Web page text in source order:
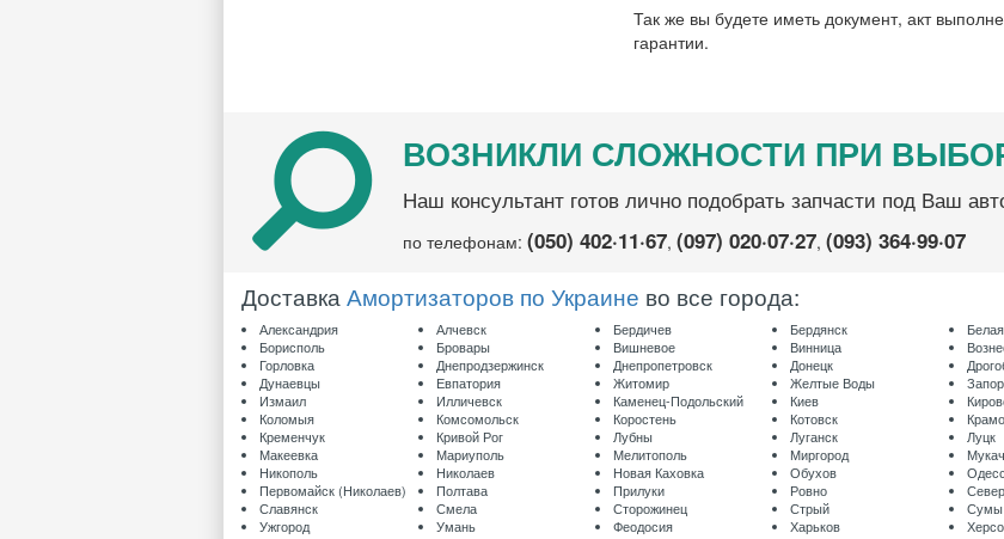
Так же вы будете иметь документ, акт
гарантии.
ВОЗНИКЛИ СЛОЖНОСТИ ПРИ
Наш консультант готов лично подобрать запчасти под Ваш
по телефонам: (050) 402·11·67, (097) 020·07·27, (093) 364·99·07
Доставка Амортизаторов по Украине во все города:
Александрия Алчевск Бердичев Бердянск
Борисполь
Бровары Вишневое Винница
Горловка
Днепродзержинск Днепропетровск Донецк
Дунаевцы
Евпатория Житомир Желтые Воды
Измаил
Илличевск Каменец-Подольский Киев
Коломыя
Комсомольск Коростень Котовск
Кременчук
Кривой Рог Лубны Луганск Луцк
Макеевка
Мариуполь Мелитополь Миргород
Никополь
Николаев Новая Каховка Обухов
Первомайск (Николаев)
Полтава Прилуки Ровно
Славянск
Смела Сторожинец Стрый Сумы
Ужгород
Умань Феодосия Харьков